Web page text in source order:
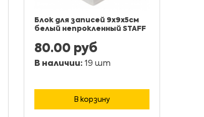
Блок для записей 9x9х5см
белый непрокленный STAFF
80.00 руб
В наличии: 19 шт
В корзину